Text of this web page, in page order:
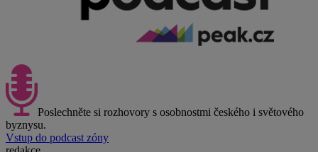
Poslechněte si rozhovory s osobnostmi českého i světového
byznysu.
Vstup do podcast zóny